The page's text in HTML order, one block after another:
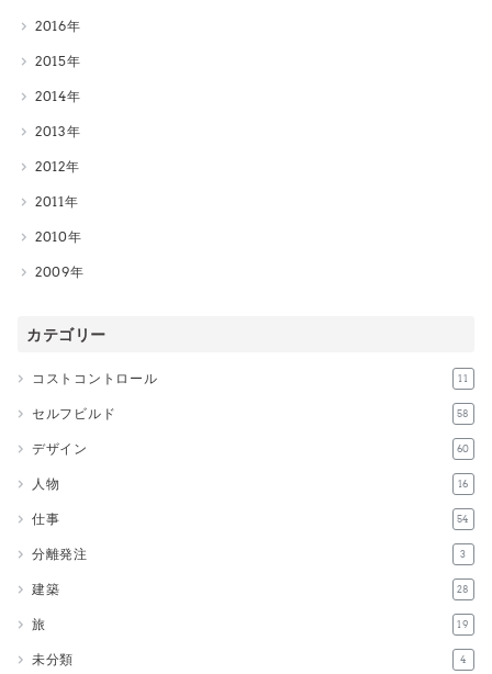
2016
2015
2014
2013
2012
2011
2010
2009
カテゴリー
コストコントロール 11
セルフビルド 58
デザイン 60
人物 16
仕事 54
分離発注 3
建築 28
旅 19
未分類 4